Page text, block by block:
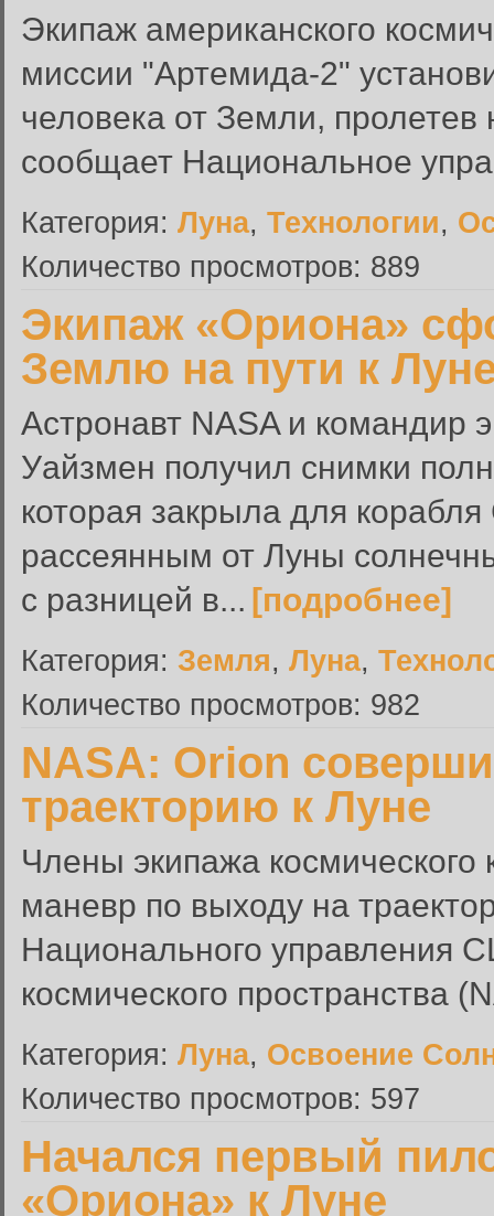
Экипаж американского
миссии "Артемида-2"
человека от Земли,
сообщает Национальное
Категория: Луна, Технологии,
Количество просмотров: 889
Экипаж «Ориона»
Землю на пути к
Астронавт NASA и командир
Уайзмен получил снимки
которая закрыла для
рассеянным от Луны
с разницей в... [подробнее]
Категория: Земля, Луна,
Количество просмотров: 982
NASA: Orion
траекторию к Луне
Члены экипажа
маневр по выходу на
Национального управления
космического пространства
Категория: Луна, Освоение
Количество просмотров: 597
Начался первый
«Ориона» к Луне